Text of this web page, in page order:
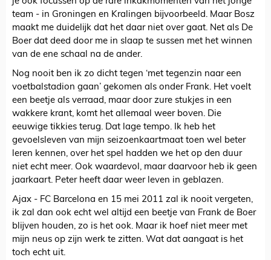
team - in Groningen en Kralingen bijvoorbeeld. Maar Bosz
maakt me duidelijk dat het daar niet over gaat. Net als De
Boer dat deed door me in slaap te sussen met het winnen
van de ene schaal na de ander.
Nog nooit ben ik zo dicht tegen ‘met tegenzin naar een
voetbalstadion gaan’ gekomen als onder Frank. Het voelt
een beetje als verraad, maar door zure stukjes in een
wakkere krant, komt het allemaal weer boven. Die
eeuwige tikkies terug. Dat lage tempo. Ik heb het
gevoelsleven van mijn seizoenkaartmaat toen wel beter
leren kennen, over het spel hadden we het op den duur
niet echt meer. Ook waardevol, maar daarvoor heb ik geen
jaarkaart. Peter heeft daar weer leven in geblazen.
Ajax - FC Barcelona en 15 mei 2011 zal ik nooit vergeten,
ik zal dan ook echt wel altijd een beetje van Frank de Boer
blijven houden, zo is het ook. Maar ik hoef niet meer met
mijn neus op zijn werk te zitten. Wat dat aangaat is het
toch echt uit.